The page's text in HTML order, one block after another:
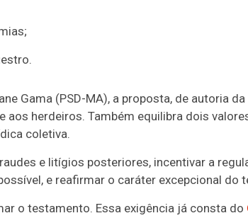
Gama (PSD-MA), a proposta, de autoria
herdeiros. Também equilibra dois
coletiva.
e litígios posteriores, incentivar a
e reafirmar o caráter excepcional do
o testamento. Essa exigência já consta do